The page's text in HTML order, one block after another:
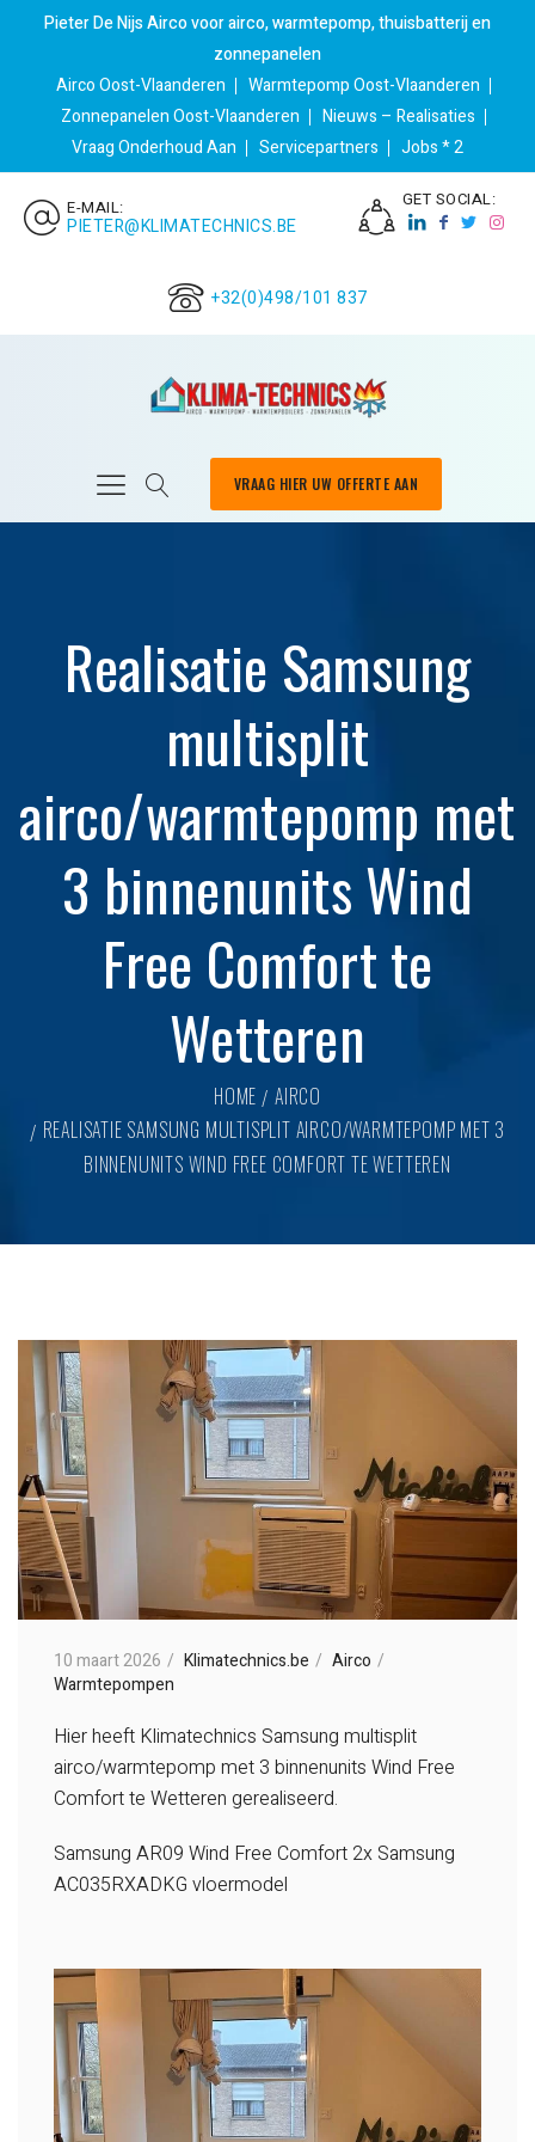
Pieter De Nijs Airco voor airco, warmtepomp, thuisbatterij en
zonnepanelen
Airco Oost-Vlaanderen
Warmtepomp Oost-Vlaanderen
Zonnepanelen Oost-Vlaanderen
Nieuws – Realisaties
Vraag Onderhoud Aan
Servicepartners Jobs * 2
E-MAIL:
PIETER@KLIMATECHNICS.BE
GET SOCIAL:
+32(0)498/101 837
VRAAG HIER UW OFFERTE AAN
Realisatie Samsung
multisplit
airco/warmtepomp met
3 binnenunits Wind
Free Comfort te
Wetteren
HOME
AIRCO
REALISATIE SAMSUNG MULTISPLIT AIRCO/WARMTEPOMP MET 3
BINNENUNITS WIND FREE COMFORT TE WETTEREN
10 maart 2026 Klimatechnics.be
Airco
Warmtepompen
Hier heeft Klimatechnics Samsung multisplit
airco/warmtepomp met 3 binnenunits Wind Free
Comfort te Wetteren gerealiseerd.
Samsung AR09 Wind Free Comfort 2x Samsung
AC035RXADKG vloermodel